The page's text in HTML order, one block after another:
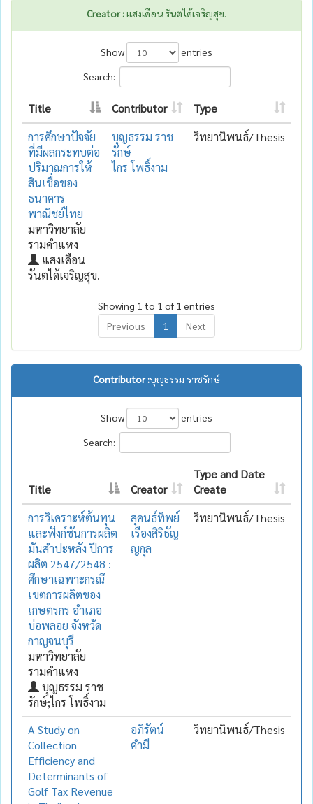
Creator :แสงเดือน รันตได้เจริญสุข.
Show
entries
Search:
Title Contributor
Type
การศึกษาปัจจัย
ที่มีผลกระทบต่อ
ปริมาณการให้
สินเชื่อของ
ธนาคาร
พาณิชย์ไทย
มหาวิทยาลัย
รามคำแหง
แสงเดือน
รันตได้เจริญสุข.
บุญธรรม ราช
รักษ์
ไกร โพธิ์งาม
วิทยานิพนธ์/Thesis
Showing 1 to 1 of 1 entries
Previous
1 Next
Contributor :บุญธรรม ราชรักษ์
Show
entries
Search:
Title Creator
Type and Date
Create
การวิเคราะห์ต้นทุน
และฟังก์ชันการผลิต
มันสำปะหลัง ปีการ
ผลิต 2547/2548 :
ศึกษาเฉพาะกรณึ
เขตการผลิตของ
เกษตรกร อำเภอ
บ่อพลอย จังหวัด
กาญจนบุรี
มหาวิทยาลัย
รามคำแหง
บุญธรรม ราช
รักษ์;ไกร โพธิ์งาม
สุคนธ์ทิพย์
เรืองสิริธัญ
ญกุล
วิทยานิพนธ์/Thesis
A Study on
Collection
Efficiency and
Determinants of
Golf Tax Revenue
อภิรัตน์
คำมี
วิทยานิพนธ์/Thesis